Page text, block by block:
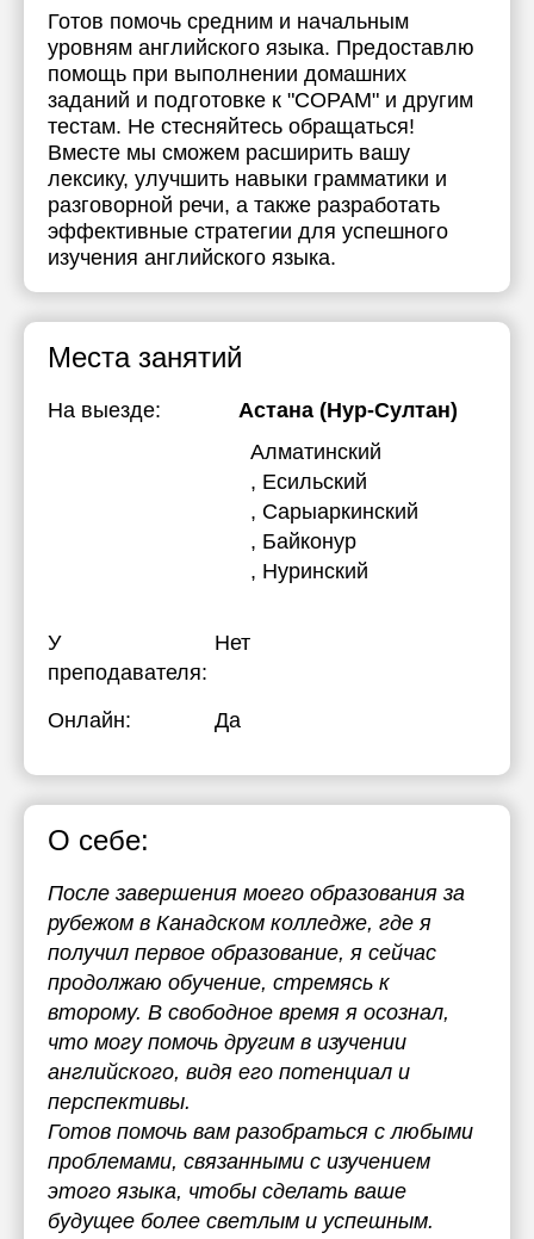
Готов помочь средним и начальным
уровням английского языка. Предоставлю
помощь при выполнении домашних
заданий и подготовке к "СОРАМ" и другим
тестам. Не стесняйтесь обращаться!
Вместе мы сможем расширить вашу
лексику, улучшить навыки грамматики и
разговорной речи, а также разработать
эффективные стратегии для успешного
изучения английского языка.
Места занятий
На выезде:
Астана (Нур-Султан)
Алматинский
, Есильский
, Сарыаркинский
, Байконур
, Нуринский
У
преподавателя:
Нет
Онлайн: Да
О себе:
После завершения моего образования за
рубежом в Канадском колледже, где я
получил первое образование, я сейчас
продолжаю обучение, стремясь к
второму. В свободное время я осознал,
что могу помочь другим в изучении
английского, видя его потенциал и
перспективы.
Готов помочь вам разобраться с любыми
проблемами, связанными с изучением
этого языка, чтобы сделать ваше
будущее более светлым и успешным.